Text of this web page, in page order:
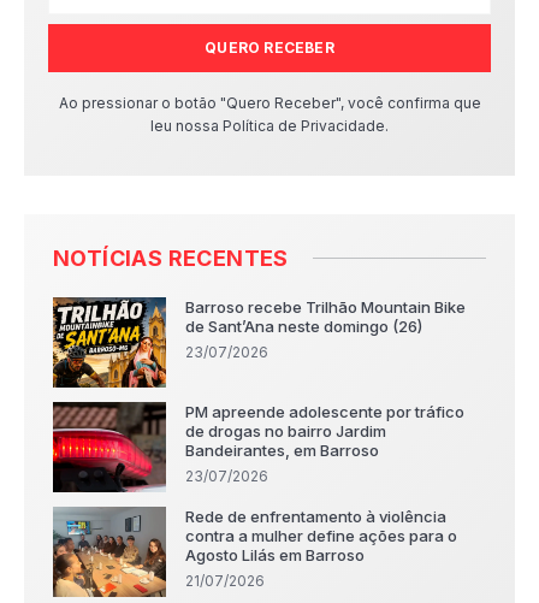
QUERO RECEBER
Ao pressionar o botão "Quero Receber", você confirma que
leu nossa Política de Privacidade.
NOTÍCIAS RECENTES
Barroso recebe Trilhão Mountain Bike
de Sant’Ana neste domingo (26)
23/07/2026
PM apreende adolescente por tráfico
de drogas no bairro Jardim
Bandeirantes, em Barroso
23/07/2026
Rede de enfrentamento à violência
contra a mulher define ações para o
Agosto Lilás em Barroso
21/07/2026